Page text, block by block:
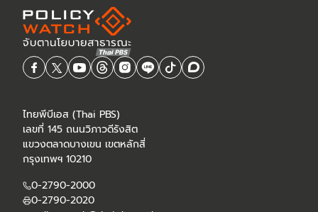
ไทยพีบีเอส (Thai PBS)
เลขที่ 145 ถนนวิภาวดีรังสิต
แขวงตลาดบางเขน เขตหลักสี่
กรุงเทพฯ 10210
0-2790-2000
0-2790-2020